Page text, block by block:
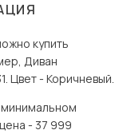
купить
Диван
Цвет - Коричневый.
- 37 999